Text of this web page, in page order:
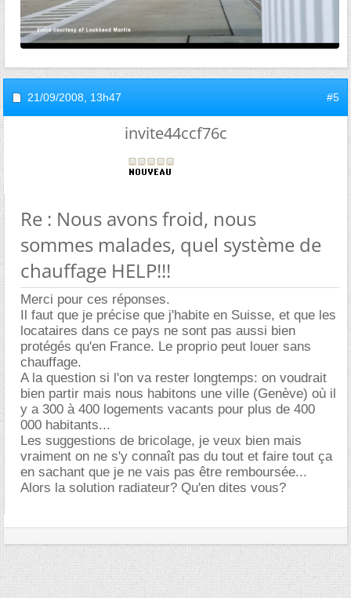
21/09/2008, 13h47 #5
invite44ccf76c
Re : Nous avons froid, nous
sommes malades, quel système de
chauffage HELP!!!
Merci pour ces réponses.
Il faut que je précise que j'habite en Suisse, et que les
locataires dans ce pays ne sont pas aussi bien
protégés qu'en France. Le proprio peut louer sans
chauffage.
A la question si l'on va rester longtemps: on voudrait
bien partir mais nous habitons une ville (Genève) où il
y a 300 à 400 logements vacants pour plus de 400
000 habitants...
Les suggestions de bricolage, je veux bien mais
vraiment on ne s'y connaît pas du tout et faire tout ça
en sachant que je ne vais pas être remboursée...
Alors la solution radiateur? Qu'en dites vous?